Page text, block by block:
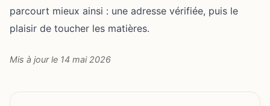
parcourt mieux ainsi : une adresse vérifiée, puis le
plaisir de toucher les matières.
Mis à jour le 14 mai 2026